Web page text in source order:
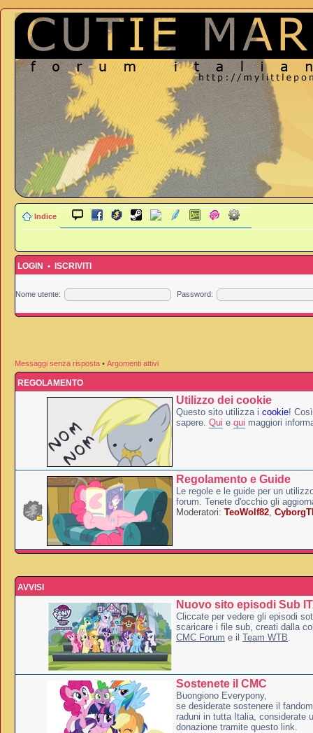
Indice
LOGIN • ISCRIVITI
Nome utente: Password:
Messaggi senza risposta • Argomenti attivi
REGOLAMENTO
Utilizzo dei cookie
Questo sito utilizza i cookie!
sapere. Qui e qui maggiori
Regolamento e Guide
Le regole e le guide per un
forum. Tenete d'occhio gli
Moderatori: TeoWolf82,
AVVISI
Nuovo sito episodi Sub
Cliccate per vedere gli episodi
scaricare i file sub, creati dalla
CMC Forum e il Team WTB.
Sostenete il CMC
Buongiono Everypony,
se desiderate sostenere il
raduni in tutta Italia, considerate
donazione tramite questo link.